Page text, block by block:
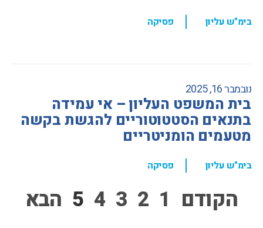
בימ"ש עליון , פסיקה
נובמבר 16, 2025
בית המשפט העליון – אי עמידה
בתנאים הסטטוטוריים להגשת בקשה
מטעמים הומניטריים
בימ"ש עליון , פסיקה
הקודם 1
2
3
4
5 הבא